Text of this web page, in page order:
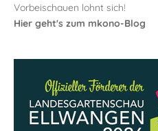
Vorbeischauen lohnt sich!
Hier geht's zum mkono-Blog